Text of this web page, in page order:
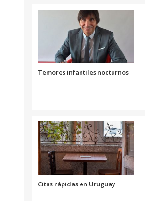
Temores infantiles nocturnos
Citas rápidas en Uruguay